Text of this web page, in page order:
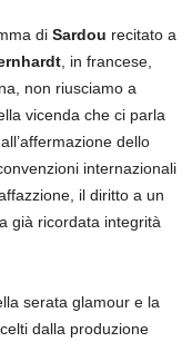
di Sardou recitato a
, in francese,
non riusciamo a
vicenda che ci parla
dello
internazionali
il diritto a un
già ricordata integrità
serata glamour e la
dalla produzione